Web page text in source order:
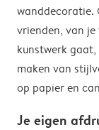
wanddecoratie.
vrienden, van
kunstwerk
maken van
op papier en
Je eigen